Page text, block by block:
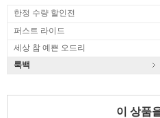
한정 수량 할인전
퍼스트 라이드
세상 참 예쁜 오드리
룩백
이 상품